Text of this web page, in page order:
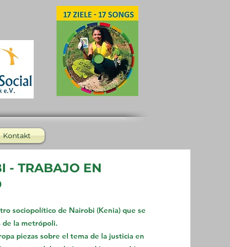
Kontakt
- TRABAJO EN
sociopolítico de Nairobi (Kenia) que se
de la metrópoli.
piezas sobre el tema de la justicia en